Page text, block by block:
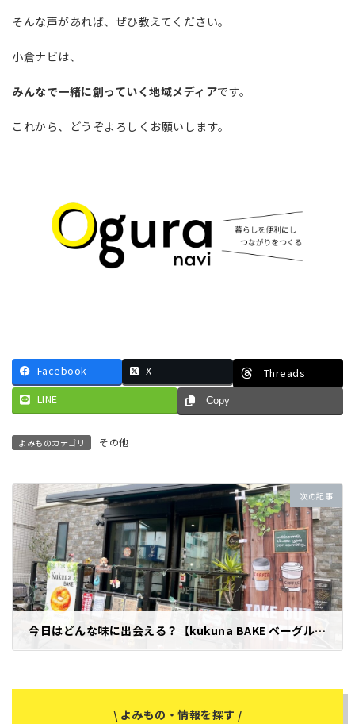
そんな声があれば、ぜひ教えてください。
小倉ナビは、
みんなで一緒に創っていく地域メディアです。
これから、どうぞよろしくお願いします。
Facebook X
Threads
LINE
Copy
よみものカテゴリ その他
次の記事
今日はどんな味に出会える？【kukuna BAKE ベーグルお持ち帰り専門店】
\ よみもの・情報を探す /